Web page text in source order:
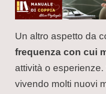
Un altro aspetto da
frequenza con cui
attività o
vivendo molti nuovi